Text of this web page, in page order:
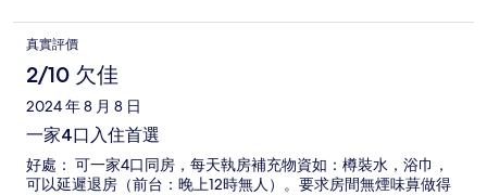
真實評價
2/10 欠佳
2024 年 8 月 8 日
一家4口入住首選
好處： 可一家4口同房，每天執房補充物資如：樽裝水，浴巾，
可以延遲退房（前台：晚上12時無人）。要求房間無煙味萛做得